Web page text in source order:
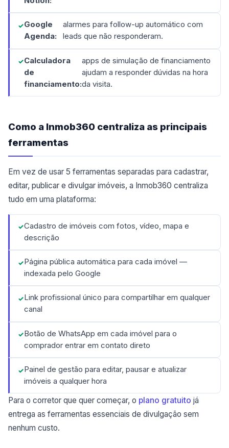
Google
Agenda:
alarmes para follow-up automático com
leads que não responderam.
Calculadora
de
financiamento:
apps de simulação de financiamento
ajudam a responder dúvidas na hora
da visita.
Como a Inmob360 centraliza as principais
ferramentas
Em vez de usar 5 ferramentas separadas para cadastrar,
editar, publicar e divulgar imóveis, a Inmob360 centraliza
tudo em uma plataforma:
Cadastro de imóveis com fotos, vídeo, mapa e
descrição
Página pública automática para cada imóvel —
indexada pelo Google
Link profissional único para compartilhar em qualquer
canal
Botão de WhatsApp em cada imóvel para o
comprador entrar em contato direto
Painel de gestão para editar, pausar e atualizar
imóveis a qualquer hora
Para o corretor que quer começar, o plano gratuito já
entrega as ferramentas essenciais de divulgação sem
nenhum custo.